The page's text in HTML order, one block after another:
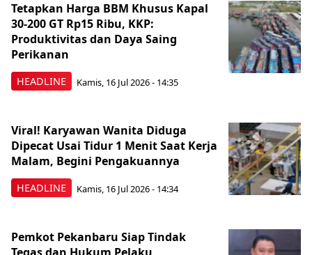
HEADLINE
Tetapkan Harga BBM Khusus Kapal
30-200 GT Rp15 Ribu, KKP:
Produktivitas dan Daya Saing
Perikanan
Kamis, 16 Jul 2026 - 14:35
HEADLINE
Viral! Karyawan Wanita Diduga
Dipecat Usai Tidur 1 Menit Saat Kerja
Malam, Begini Pengakuannya
Kamis, 16 Jul 2026 - 14:34
Pemkot Pekanbaru Siap Tindak